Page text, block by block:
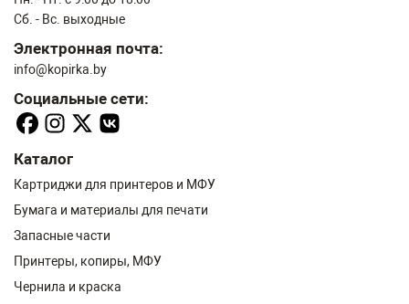
Сб. - Вс. выходные
Электронная почта:
info@kopirka.by
Социальные сети:
Каталог
Картриджи для принтеров и МФУ
Бумага и материалы для печати
Запасные части
Принтеры, копиры, МФУ
Чернила и краска